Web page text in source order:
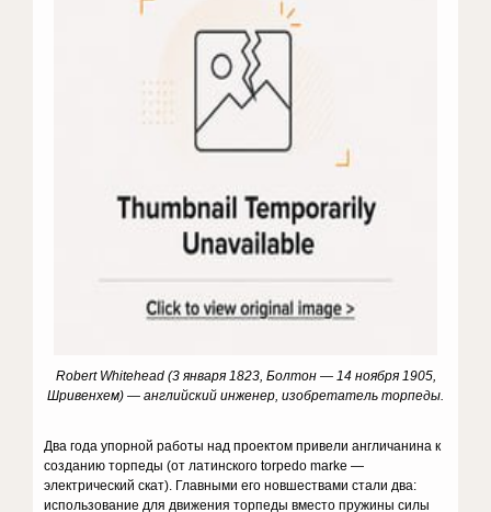
Robert Whitehead (3 января 1823, Болтон — 14 ноября 1905,
Шривенхем) — английский инженер, изобретатель торпеды.
Два года упорной работы над проектом привели англичанина к
созданию торпеды (от латинского torpedo mаrke —
электрический скат). Главными его новшествами стали два:
использование для движения торпеды вместо пружины силы